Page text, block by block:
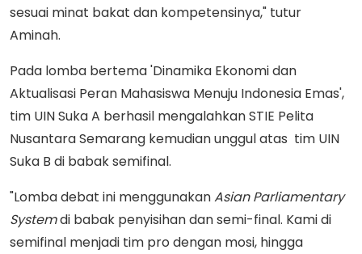
sesuai minat bakat dan kompetensinya," tutur
Aminah.
Pada lomba bertema 'Dinamika Ekonomi dan
Aktualisasi Peran Mahasiswa Menuju Indonesia Emas',
tim UIN Suka A berhasil mengalahkan STIE Pelita
Nusantara Semarang kemudian unggul atas tim UIN
Suka B di babak semifinal.
"Lomba debat ini menggunakanAsian Parliamentary
Systemdi babak penyisihan dan semi-final. Kami di
semifinal menjadi tim pro dengan mosi, hingga